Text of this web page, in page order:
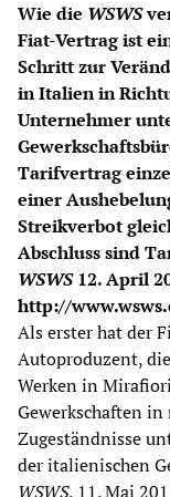
Wie die WSWS
Fiat-Vertrag ist
Schritt zur
in Italien in
Unternehmer
Tarifvertrag
einer
Streikverbot
Abschluss sind
WSWS12. April
http://
Als erster hat der
Autoproduzent,
Werken in
Gewerkschaften
Zugeständnisse
der italienischen
WSWS, 11. Mai